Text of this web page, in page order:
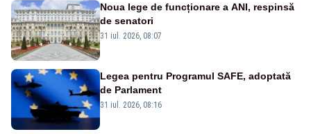
Noua lege de funcționare a ANI, respinsă
de senatori
31 iul. 2026, 08:07
Legea pentru Programul SAFE, adoptată
de Parlament
31 iul. 2026, 08:16